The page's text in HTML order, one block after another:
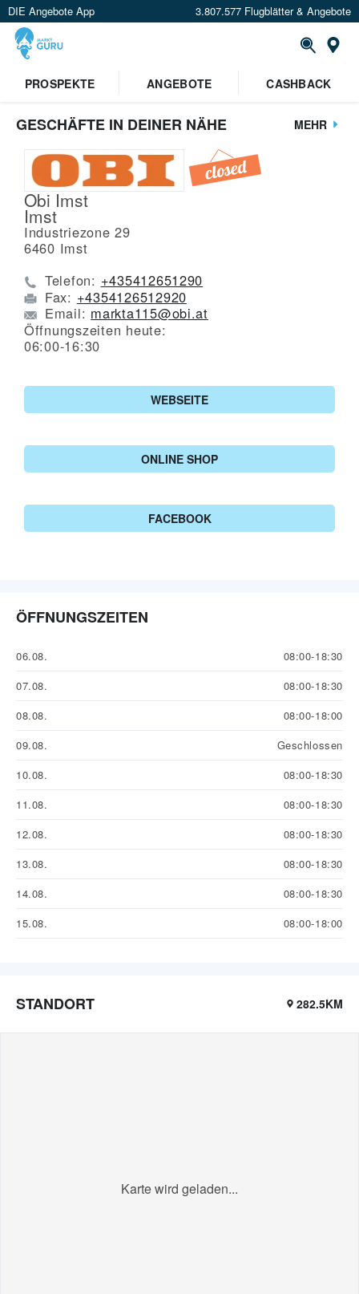
DIE Angebote App 3.807.577 Flugblätter & Angebote
PROSPEKTE
ANGEBOTE CASHBACK
GESCHÄFTE IN DEINER NÄHE MEHR
Obi Imst
Imst
Industriezone 29
6460 Imst
Telefon: +435412651290
Fax: +4354126512920
Email: markta115@obi.at
Öffnungszeiten heute:
06:00-16:30
WEBSEITE
ONLINE SHOP
FACEBOOK
ÖFFNUNGSZEITEN
06.08.
08:00-18:30
07.08.
08:00-18:30
08.08.
08:00-18:00
09.08.
Geschlossen
10.08.
08:00-18:30
11.08.
08:00-18:30
12.08.
08:00-18:30
13.08.
08:00-18:30
14.08.
08:00-18:30
15.08.
08:00-18:00
STANDORT 282.5KM
Karte wird geladen...